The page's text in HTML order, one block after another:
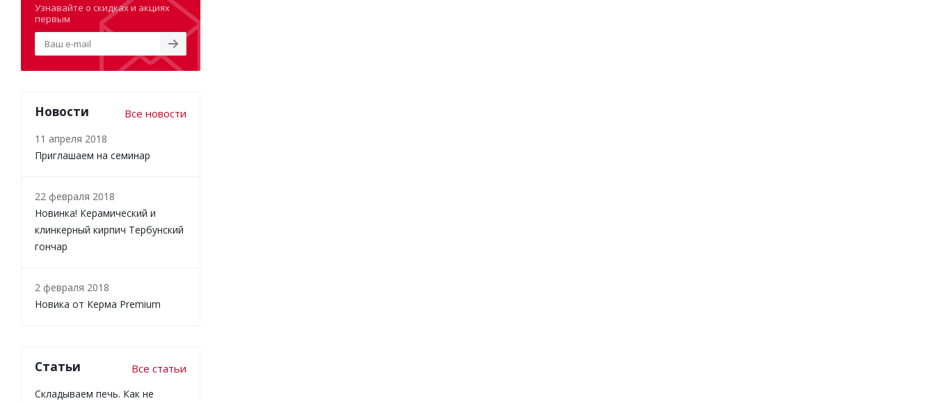
Узнавайте о скидках и акциях
первым
Новости Все новости
11 апреля 2018
Приглашаем на семинар
22 февраля 2018
Новинка! Керамический и
клинкерный кирпич Тербунский
гончар
2 февраля 2018
Новика от Керма Premium
Статьи Все статьи
Складываем печь. Как не